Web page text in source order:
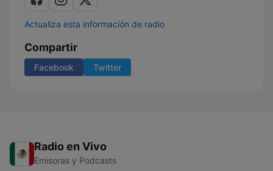
Actualiza esta información de radio
Compartir
Facebook Twitter
Radio en Vivo
Emisoras y Podcasts